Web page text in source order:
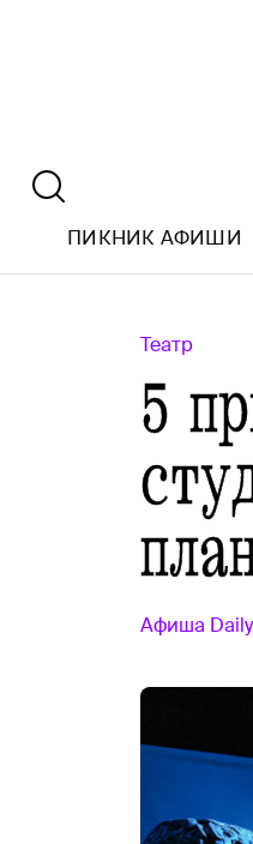
ПИКНИК АФИШИ
Театр
5
Афиша Daily